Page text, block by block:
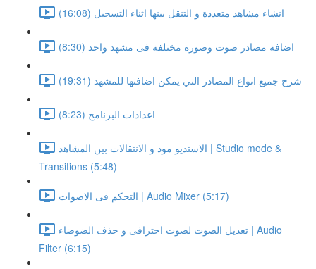
انشاء مشاهد متعددة و التنقل بينها اثناء التسجيل (16:08)
اضافة مصادر صوت وصورة مختلفة فى مشهد واحد (8:30)
شرح جميع انواع المصادر التي يمكن اضافتها للمشهد (19:31)
اعدادات البرنامج (8:23)
الاستديو مود و الانتقالات بين المشاهد | Studio mode &
Transitions (5:48)
التحكم فى الاصوات | Audio Mixer (5:17)
تعديل الصوت لصوت احترافى و حذف الضوضاء | Audio
Filter (6:15)